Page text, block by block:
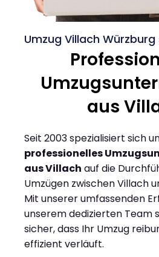
Umzug Villach
aus
Seit 2003 spezialisiert sich
professionelles
aus Villach auf die
Umzügen zwischen Villach
Mit unserer umfassenden
unserem dedizierten Team
sicher, dass Ihr Umzug
effizient verläuft.